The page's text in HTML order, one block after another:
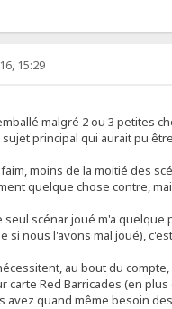
15:29
malgré 2 ou 3 petites
principal qui aurait pu
moins de la moitié des
quelque chose contre,
seul scénar joué m'a
si nous l'avons mal joué),
au bout du
Red Barricades (en
avez quand même besoin